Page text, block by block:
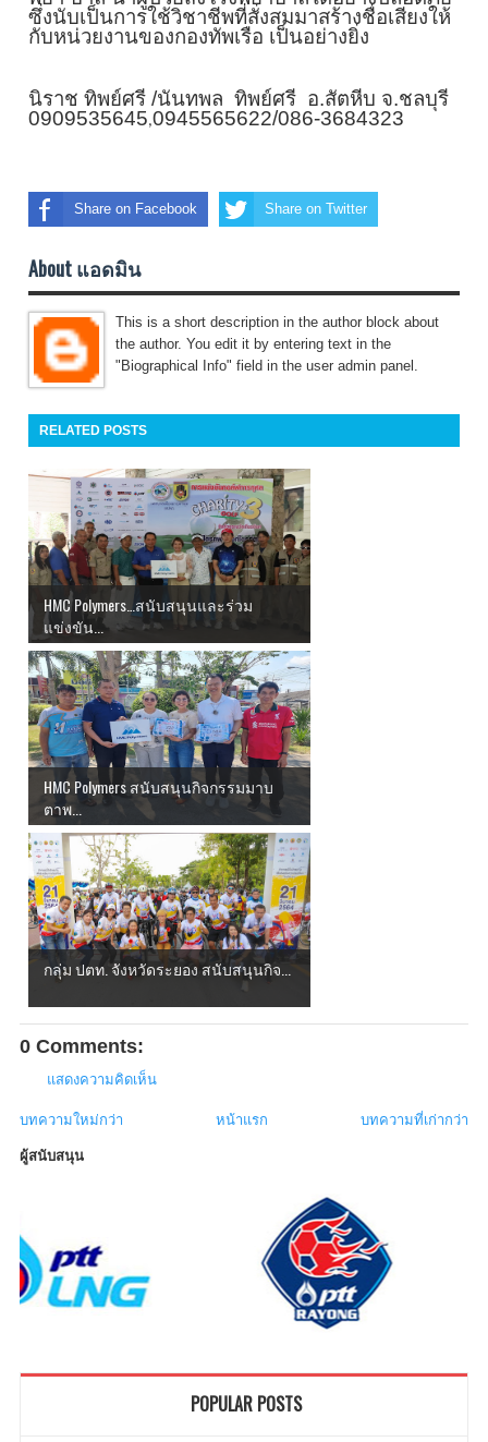
ซึ่งนับเป็นการใช้วิชาชีพที่สั่งสมมาสร้างชื่อเสียงให้
กับหน่วยงานของกองทัพเรือ เป็นอย่างยิ่ง
นิราช ทิพย์ศรี /นันทพล ทิพย์ศรี อ.สัตหีบ จ.ชลบุรี
0909535645,0945565622/086-3684323
Share on Facebook Share on Twitter
About แอดมิน
This is a short description in the author block about
the author. You edit it by entering text in the
"Biographical Info" field in the user admin panel.
RELATED POSTS
HMC Polymers…สนับสนุนและร่วม
แข่งขัน...
HMC Polymers สนับสนุนกิจกรรมมาบ
ตาพ...
กลุ่ม ปตท. จังหวัดระยอง สนับสนุนกิจ...
0 Comments:
แสดงความคิดเห็น
บทความใหม่กว่า บทความที่เก่ากว่า
หน้าแรก
ผู้สนับสนุน
POPULAR POSTS